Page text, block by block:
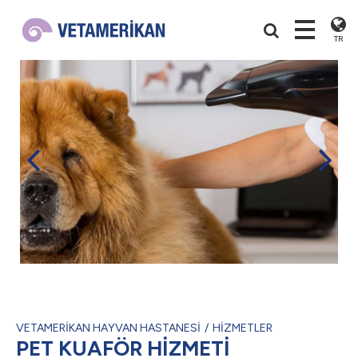
TR
VETAMERİKAN HAYVAN HASTANESİ HİZMETLER
PET KUAFÖR HİZMETİ